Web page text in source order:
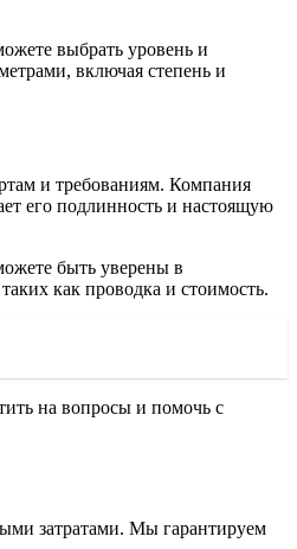
выбрать уровень и
включая степень и
и требованиям. Компания
его подлинность и настоящую
быть уверены в
как проводка и стоимость.
на вопросы и помочь с
затратами. Мы гарантируем